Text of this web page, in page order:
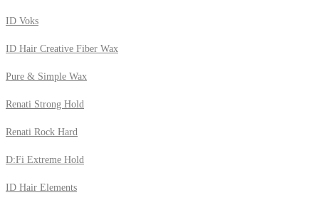
ID Voks
ID Hair Creative Fiber Wax
Pure & Simple Wax
Renati Strong Hold
Renati Rock Hard
D:Fi Extreme Hold
ID Hair Elements